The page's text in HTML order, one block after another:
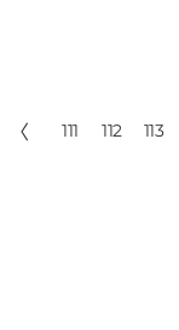
〈 111 112 113